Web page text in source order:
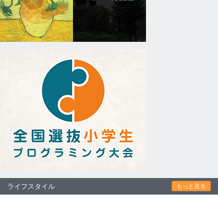
ライフスタイル もっと見る